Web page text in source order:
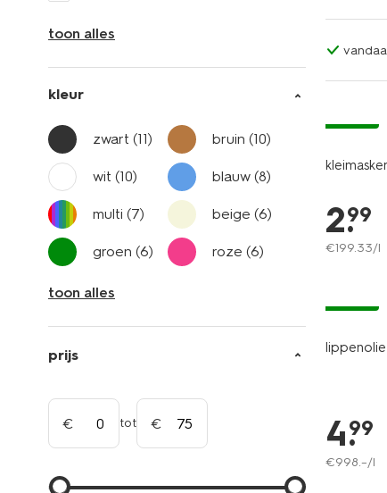
toon alles
kleur
zwart (11) bruin(10)
wit (10) blauw(8)
multi (7) beige(6)
groen (6) roze(6)
toon alles
prijs
tot
2.
99
€199.33/l
4.
99
€998.–/l